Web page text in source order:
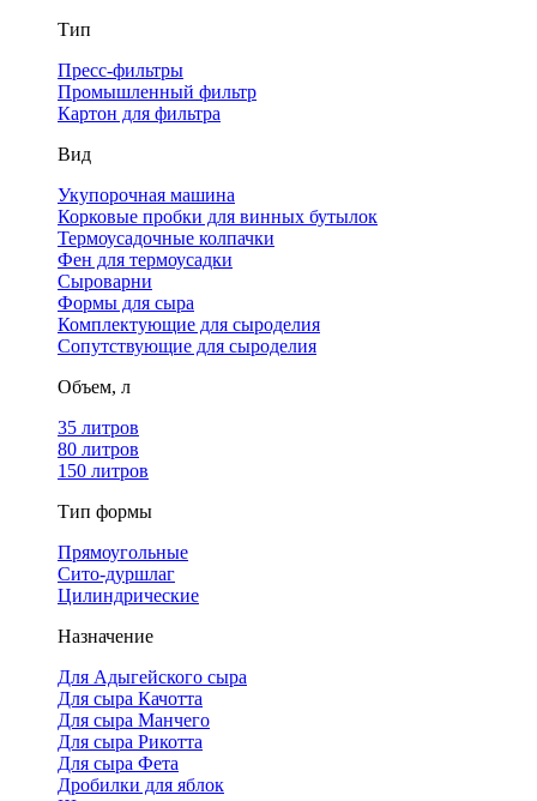
Тип
Пресс-фильтры
Промышленный фильтр
Картон для фильтра
Вид
Укупорочная машина
Корковые пробки для винных бутылок
Термоусадочные колпачки
Фен для термоусадки
Сыроварни
Формы для сыра
Комплектующие для сыроделия
Сопутствующие для сыроделия
Объем, л
35 литров
80 литров
150 литров
Тип формы
Прямоугольные
Сито-дуршлаг
Цилиндрические
Назначение
Для Адыгейского сыра
Для сыра Качотта
Для сыра Манчего
Для сыра Рикотта
Для сыра Фета
Дробилки для яблок